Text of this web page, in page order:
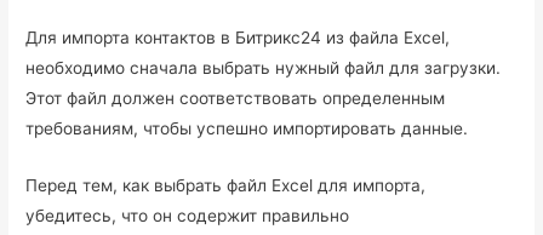
Для импорта контактов в Битрикс24 из файла Excel,
необходимо сначала выбрать нужный файл для загрузки.
Этот файл должен соответствовать определенным
требованиям, чтобы успешно импортировать данные.
Перед тем, как выбрать файл Excel для импорта,
убедитесь, что он содержит правильно